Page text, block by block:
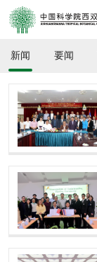
新闻 要闻